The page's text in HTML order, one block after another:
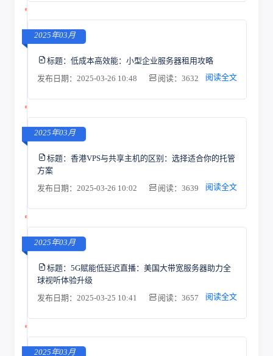
2025年03月
标题： 低成本高效能：小型企业服务器租用攻略
发布日期：2025-03-26 10:48
阅读：3632 阅读全文
2025年03月
标题： 香港VPS与共享主机的区别：选择适合你的托管
方案
发布日期：2025-03-26 10:02
阅读：3639 阅读全文
2025年03月
标题： 5G赋能低延迟直播：美国大带宽服务器助力全
球视听体验升级
发布日期：2025-03-25 10:41
阅读：3657 阅读全文
2025年03月